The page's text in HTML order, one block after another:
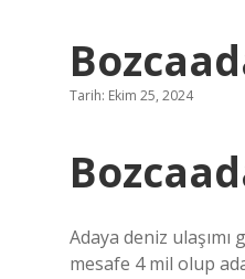
Tarih: Ekim 25, 2024
Adaya deniz
mesafe 4 mil olup